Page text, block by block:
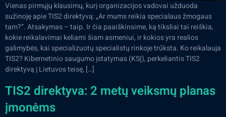
Vienas pirmųjų klausimų, kurį organizacijos vadovai užduoda
sužinoję apie TIS2 direktyvą: „Ar mums reikia specialaus žmogaus
tam?”. Atsakymas – taip. Ir čia paaiškinsime, ką tiksliai tai reiškia,
kokie reikalavimai keliami šiam asmeniui, ir kokios yra realios
galimybės, kai specializuotų specialistų rinkoje trūksta. Ko reikalauja
TIS2? Kibernetinio saugumo įstatymas (KSĮ), perkeliantis TIS2
direktyvą į Lietuvos teisę, […]
TIS2 direktyva: 2 metų veiksmų planas
įmonėms